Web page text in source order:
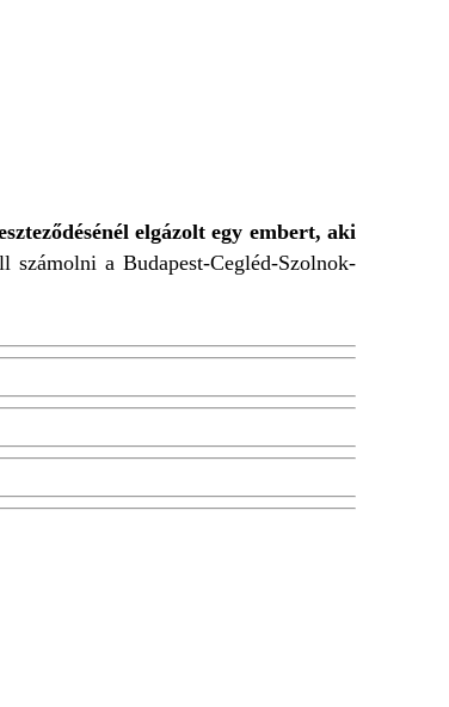
elgázolt egy embert, aki
a Budapest-Cegléd-Szolnok-